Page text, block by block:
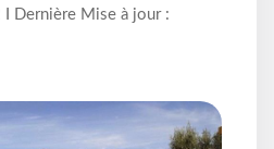
Dernière Mise à jour :